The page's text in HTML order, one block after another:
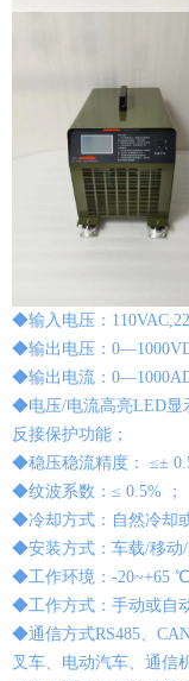
◆输入电压：
◆输出电压：
◆输出电流：
◆电压/电流高亮LED显
反接保护功能；
◆稳压稳流精度： ≤±
◆纹波系数：≤ 0.5% ；
◆冷却方式：自然冷却
◆安装方式：车载/移动/
◆工作环境：-20~+65 ℃
◆工作方式：手动或自
◆通信方式RS485、
叉车、电动汽车、通信